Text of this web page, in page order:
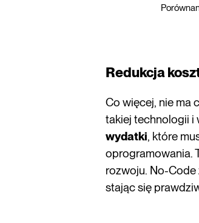
Redukcja
Co więcej, nie ma
takiej technologii i
wydatki, które
oprogramowania.
rozwoju. No-
stając się